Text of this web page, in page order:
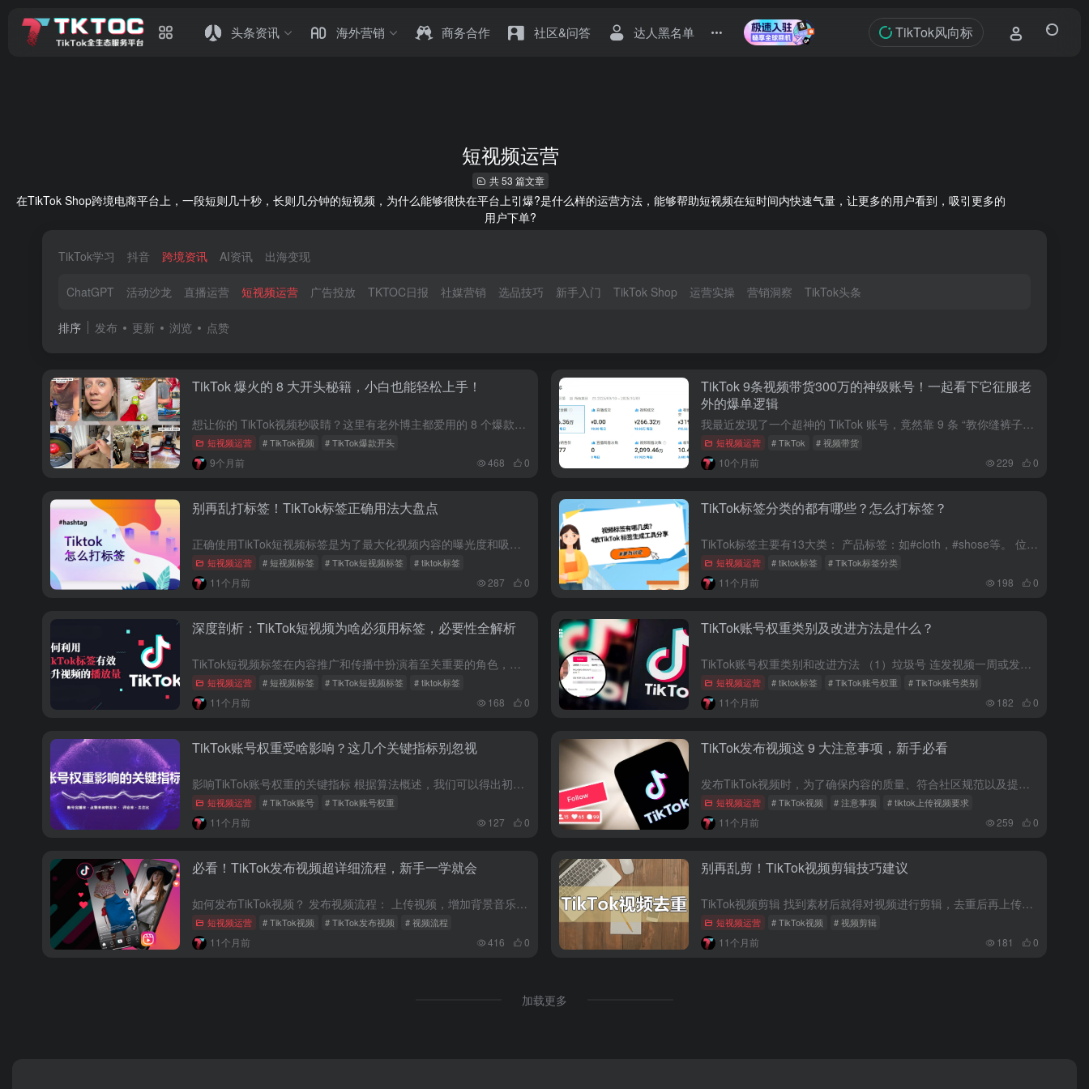
头条资讯 海外营销 商务合作 社区&问答 达人黑名单 TikTok风向标
短视频运营
共 53 篇文章
在TikTok Shop跨境电商平台上，一段短则几十秒，长则几分钟的短视频，为什么能够很快在平台上引爆?是什么样的运营方法，能够帮助短视频在短时间内快速气量，让更多的用户看到，吸引更多的
用户下单?
TikTok学习 抖音 跨境资讯 AI资讯 出海变现
ChatGPT 活动沙龙 直播运营 短视频运营 广告投放 TKTOC日报 社媒营销 选品技巧 新手入门 TikTok Shop 运营实操 营销洞察 TikTok头条
排序 发布 更新 浏览 点赞
TikTok 爆火的 8 大开头秘籍，小白也能轻松上手！
想让你的 TikTok视频秒吸睛？这里有老外博主都爱用的 8 个爆款开头，涵盖痛点解决、情感共鸣、泛流量吸睛三大类，各种产品都适配，直接套用超省心，赶紧码住！ 是不是为了 TikTok 视频的开头绞尽...
短视频运营 # TikTok视频 # TikTok爆款开头
9个月前 468 0
TikTok 9条视频带货300万的神级账号！一起看下它征服老
外的爆单逻辑
我最近发现了一个超神的 TikTok 账号，竟然靠 9 条 “教你缝裤子的视频” 卖货卖了 273 万，10 天销售额就超 30 万美金，太牛了！咱来唠唠它是咋做到的。 利他开头，观众不走 这个账号主...
短视频运营 # TikTok # 视频带货
10个月前 229 0
别再乱打标签！TikTok标签正确用法大盘点
正确使用TikTok短视频标签是为了最大化视频内容的曝光度和吸引目标观众的关注。以下是几个关键步骤和策略来有效使用TikTok标签： 研究热门标签： 在TikTok搜索框中输入关键词，查看当前热门和相...
短视频运营 # 短视频标签 # TikTok短视频标签 # tiktok标签
11个月前 287 0
TikTok标签分类的都有哪些？怎么打标签？
TikTok标签主要有13大类： 产品标签：如#cloth，#shose等。 位置标签：想要让视频更精准的投放到目的区域带货的朋友，就要加上位置标签。 节日标签：如#Valentine's Day...
短视频运营 # tiktok标签 # TikTok标签分类
11个月前 198 0
深度剖析：TikTok短视频为啥必须用标签，必要性全解析
TikTok短视频标签在内容推广和传播中扮演着至关重要的角色，其必要性体现在以下几个方面： 内容分类与归档： 标签有助于平台将视频内容进行分类和归档，方便用户通过标签搜索感兴趣的内容，也便于系统理解并...
短视频运营 # 短视频标签 # TikTok短视频标签 # tiktok标签
11个月前 168 0
TikTok账号权重类别及改进方法是什么？
TikTok账号权重类别和改进方法 （1）垃圾号 连发视频一周或发视频20个左右均为100左右播放。所有的账号前期表现非常重要，这种账号就算后期再用心运营也大概率表现不如意。改进方法：换内容或重新起号...
短视频运营 # tiktok标签 # TikTok账号权重 # TikTok账号类别
11个月前 182 0
TikTok账号权重受啥影响？这几个关键指标别忽视
影响TikTok账号权重的关键指标 根据算法概述，我们可以得出初步结论，影响账号权重的5个关键指标。 （1）完播率 开头前三秒最关键，用户可能只需要3秒来判断是否要看下去，如果开头太拖沓，大部分用户会...
短视频运营 # TikTok账号 # TikTok账号权重
11个月前 127 0
TikTok发布视频这 9 大注意事项，新手必看
发布TikTok视频时，为了确保内容的质量、符合社区规范以及提升观看体验，以下是一些重要的注意事项： 内容质量： 视频清晰度：确保视频画面清晰，分辨率适中，无严重晃动或模糊现象。 音质优良：如果包含音...
短视频运营 # TikTok视频 # 注意事项 # tiktok上传视频要求
11个月前 259 0
必看！TikTok发布视频超详细流程，新手一学就会
如何发布TikTok视频？ 发布视频流程： 上传视频，增加背景音乐，道具/文字/贴纸（可选），文案，标签，封面，参数，同步分享，最后点Post发布。 （一）上传视频 打开TikTok，点最下面的按钮...
短视频运营 # TikTok视频 # TikTok发布视频 # 视频流程
11个月前 416 0
别再乱剪！TikTok视频剪辑技巧建议
TikTok视频剪辑 找到素材后就得对视频进行剪辑，去重后再上传。 （1）为何要剪辑 主要是要遵循TikTok的社区规定。 每一个视频都有一个唯一的MD5值，相当于视频基因、身份证。 剪辑的目的就是为...
短视频运营 # TikTok视频 # 视频剪辑
11个月前 181 0
加载更多